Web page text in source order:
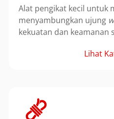
Alat pengikat kecil untuk
menyambungkan ujung
kekuatan dan keamanan
Lihat